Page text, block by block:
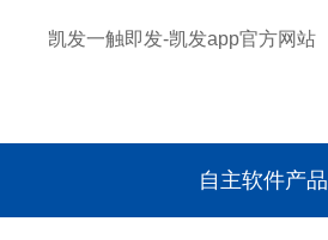
凯发一触即发-凯发app官方网站
自主软件产品